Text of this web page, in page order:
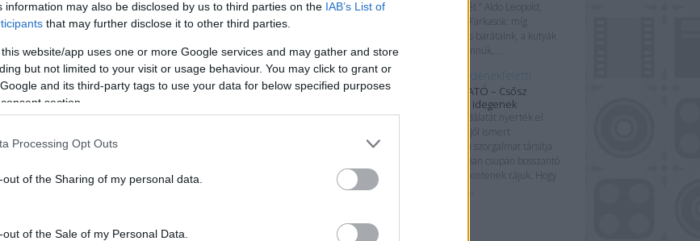
information may also be disclosed by us to third parties on the IAB’s List of
that may further disclose it to other third parties.
website/app uses one or more Google services and may gather and store
but not limited to your visit or usage behaviour. You may click to grant or
and its third-party tags to use your data for below specified purposes
section.
Processing Opt Outs
of the Sharing of my personal data.
of the Sale of my Personal Data.
farkasok üvöltését.” Aldo Leopold,
ökológus és író Farkasok: míg
egyesek hűséges barátaink, a kutyák
őseit tisztelik bennük,...
A kolónia mindenekfelett!
KÖNYVBEMUTATÓ – Csősz
Sándor: A földi idegenek
Számos nép csodálatát nyerték el
szerte a Földön, jól ismert
közmondásunk a szorgalmat társítja
hozzájuk, ám sokan csupán bosszantó
kártevőkként tekintenek rájuk. Hogy
kikről is van szó...
Címkék